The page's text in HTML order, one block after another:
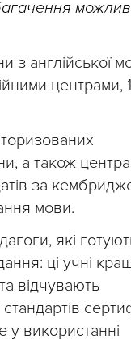
з англійської
центрами,
а також
за
мови.
які
ці учні
відчувають
у використанні